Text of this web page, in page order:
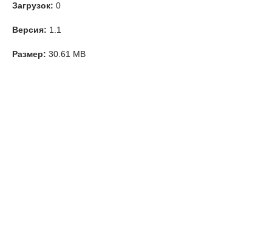
Загрузок: 0
Версия: 1.1
Размер: 30.61 MB